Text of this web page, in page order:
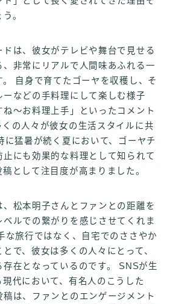
。
ドは、彼女がテレビや舞台で見せる
非常にリアルで人間味あふれる一
自身で育てたゴーヤを収穫し、そ
などの手料理にして楽しむ様子
～お料理上手」といったコメント
の人々が彼女の生活スタイルに共
に猛暑が続く夏において、ゴーヤチ
止にも効果的な料理として知られて
として注目度が高まりました。
、松本明子さんとファンとの距離を
ルでの繋がりを感じさせてくれま
な旅行ではなく、自宅でのささやか
で、彼女は多くの人々にとって、
在となっているのです。 SNSが生
代において、有名人のこうした
稿は、ファンとのエンゲージメント